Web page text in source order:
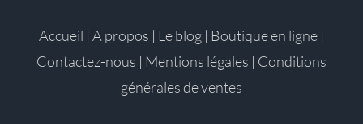
Accueil | A propos | Le blog | Boutique en ligne |
Contactez-nous | Mentions légales | Conditions
générales de ventes